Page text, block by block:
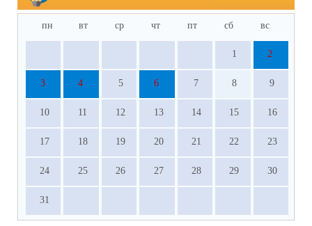
пн вт ср чт пт сб вс
1 2
3 4 5 6 7 8 9
10 11 12 13 14 15 16
17 18 19 20 21 22 23
24 25 26 27 28 29 30
31